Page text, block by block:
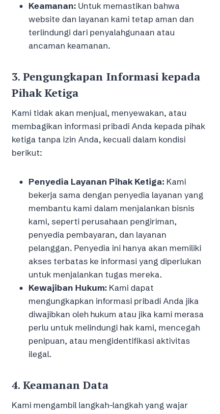
Keamanan: Untuk memastikan bahwa
website dan layanan kami tetap aman dan
terlindungi dari penyalahgunaan atau
ancaman keamanan.
3. Pengungkapan Informasi kepada
Pihak Ketiga
Kami tidak akan menjual, menyewakan, atau
membagikan informasi pribadi Anda kepada pihak
ketiga tanpa izin Anda, kecuali dalam kondisi
berikut:
Penyedia Layanan Pihak Ketiga: Kami
bekerja sama dengan penyedia layanan yang
membantu kami dalam menjalankan bisnis
kami, seperti perusahaan pengiriman,
penyedia pembayaran, dan layanan
pelanggan. Penyedia ini hanya akan memiliki
akses terbatas ke informasi yang diperlukan
untuk menjalankan tugas mereka.
Kewajiban Hukum: Kami dapat
mengungkapkan informasi pribadi Anda jika
diwajibkan oleh hukum atau jika kami merasa
perlu untuk melindungi hak kami, mencegah
penipuan, atau mengidentifikasi aktivitas
ilegal.
4. Keamanan Data
Kami mengambil langkah-langkah yang wajar